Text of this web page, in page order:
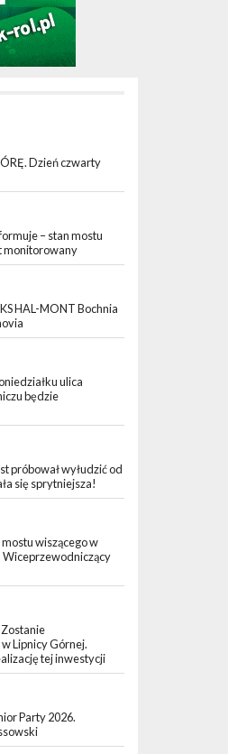
Dzień czwarty
– stan mostu
monitorowany
HAL-MONT Bochnia
ulica
będzie
próbował wyłudzić od
się sprytniejsza!
wiszącego w
Wiceprzewodniczący
Lipnicy Górnej.
tej inwestycji
Party 2026.